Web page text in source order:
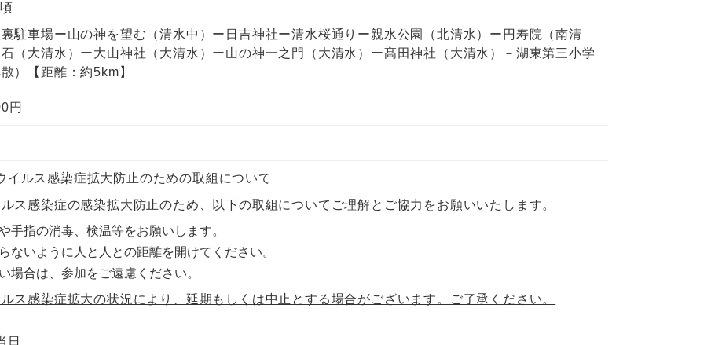
駐車場ー山の神を望む（清水中）ー日吉神社ー清水桜通りー親水公園（北清水）ー円寿院（南清
（大清水）ー大山神社（大清水）ー山の神一之門（大清水）ー髙田神社（大清水）－湖東第三小学
）【距離：約5km】
円
イルス感染症拡大防止のための取組について
ス感染症の感染拡大防止のため、以下の取組についてご理解とご協力をお願いいたします。
手指の消毒、検温等をお願いします。
ないように人と人との距離を開けてください。
場合は、参加をご遠慮ください。
ス感染症拡大の状況により、延期もしくは中止とする場合がございます。ご了承ください。
日